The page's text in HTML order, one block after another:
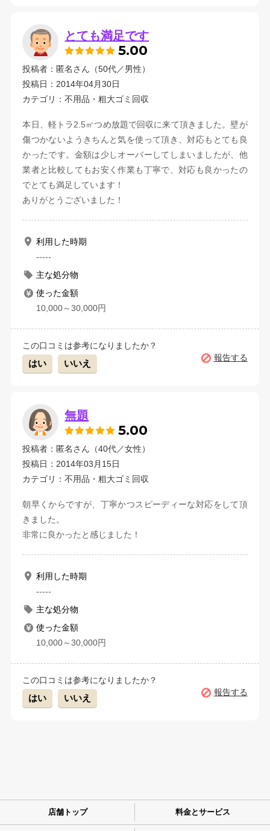
とても満足です
5.00
投稿者：匿名さん（50代／男性）
投稿日：2014年04月30日
カテゴリ：不用品・粗大ゴミ回収
本日、軽トラ2.5㎡つめ放題で回収に来て頂きました。壁が
傷つかないようきちんと気を使って頂き、対応もとても良
かったです。金額は少しオーバーしてしまいましたが、他
業者と比較してもお安く作業も丁寧で、対応も良かったの
でとても満足しています！
ありがとうございました！
利用した時期
-----
主な処分物
使った金額
10,000～30,000円
この口コミは参考になりましたか？
はい いいえ
報告する
無題
5.00
投稿者：匿名さん（40代／女性）
投稿日：2014年03月15日
カテゴリ：不用品・粗大ゴミ回収
朝早くからですが、丁寧かつスピーディーな対応をして頂
きました。
非常に良かったと感じました！
利用した時期
-----
主な処分物
使った金額
10,000～30,000円
この口コミは参考になりましたか？
はい いいえ
報告する
店舗トップ 料金とサービス